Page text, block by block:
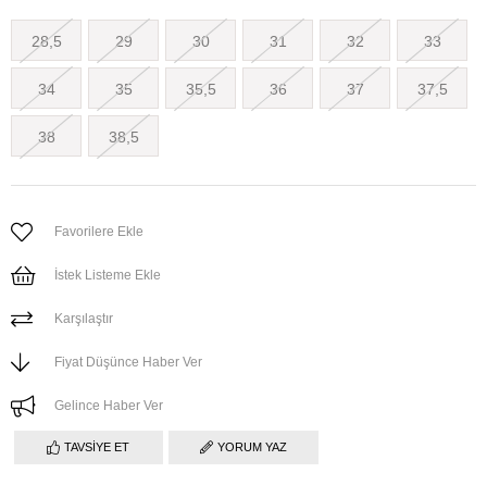
28,5 29 30 31 32 33
34 35 35,5 36 37 37,5
38 38,5
Favorilere Ekle
İstek Listeme Ekle
Karşılaştır
Fiyat Düşünce Haber Ver
Gelince Haber Ver
TAVSIYE ET YORUM YAZ